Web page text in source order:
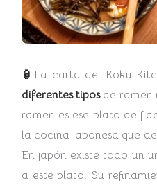
🏮 La carta del Koku
diferentes tiposde ramen
ramen es ese plato de
la cocina japonesa que
En japón existe todo un
a este plato. Su